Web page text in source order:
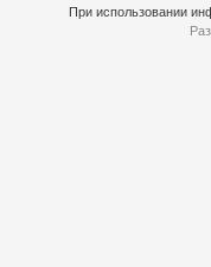
При использовании